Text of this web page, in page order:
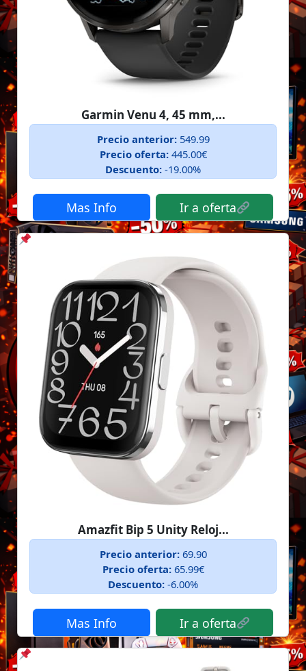
Garmin Venu 4, 45 mm,...
Precio anterior:549.99
Precio oferta:445.00€
Descuento: -19.00%
Mas Info Ir a oferta
Amazfit Bip 5 Unity Reloj...
Precio anterior:69.90
Precio oferta:65.99€
Descuento: -6.00%
Mas Info Ir a oferta